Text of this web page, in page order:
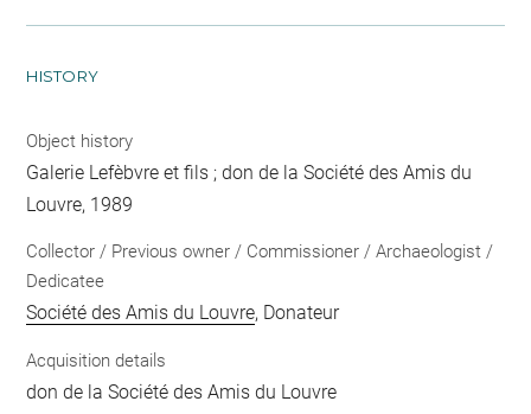
HISTORY
Object history
Galerie Lefèbvre et fils ; don de la Société des Amis du
Louvre, 1989
Collector / Previous owner / Commissioner / Archaeologist /
Dedicatee
Société des Amis du Louvre, Donateur
Acquisition details
don de la Société des Amis du Louvre